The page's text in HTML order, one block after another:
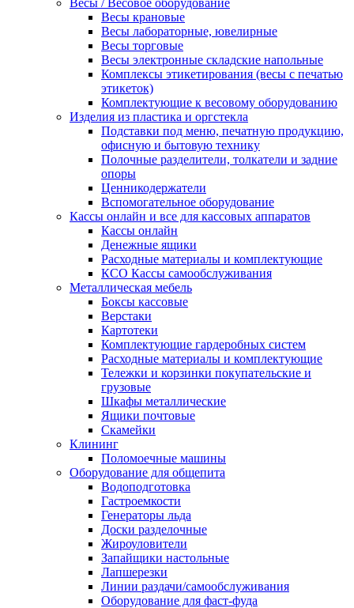
Весы / Весовое оборудование
Весы крановые
Весы лабораторные, ювелирные
Весы торговые
Весы электронные складские напольные
Комплексы этикетирования (весы с печатью
этикеток)
Комплектующие к весовому оборудованию
Изделия из пластика и оргстекла
Подставки под меню, печатную продукцию,
офисную и бытовую технику
Полочные разделители, толкатели и задние
опоры
Ценникодержатели
Вспомогательное оборудование
Кассы онлайн и все для кассовых аппаратов
Кассы онлайн
Денежные ящики
Расходные материалы и комплектующие
КСО Кассы самообслуживания
Металлическая мебель
Боксы кассовые
Верстаки
Картотеки
Комплектующие гардеробных систем
Расходные материалы и комплектующие
Тележки и корзинки покупательские и
грузовые
Шкафы металлические
Ящики почтовые
Скамейки
Клининг
Поломоечные машины
Оборудование для общепита
Водоподготовка
Гастроемкости
Генераторы льда
Доски разделочные
Жироуловители
Запайщики настольные
Лапшерезки
Линии раздачи/самообслуживания
Оборудование для фаст-фуда